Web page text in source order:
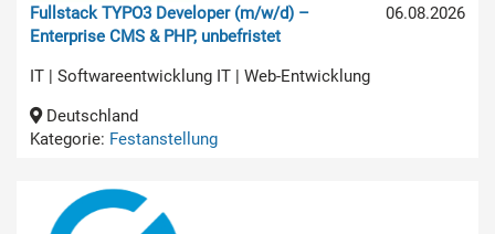
06.08.2026
Fullstack TYPO3 Developer (m/w/d) –
Enterprise CMS & PHP, unbefristet
IT | Softwareentwicklung IT | Web-Entwicklung
Deutschland
Kategorie: Festanstellung